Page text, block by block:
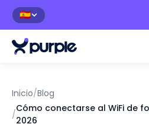
🇪🇸
Inicio/Blog
/
Cómo conectarse al WiFi de
2026